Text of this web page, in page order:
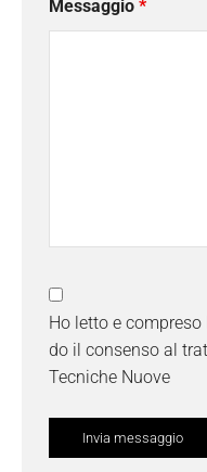
Messaggio *
Ho letto e compreso
do il consenso al
Tecniche Nuove